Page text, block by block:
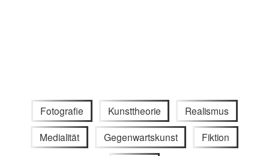
Fotografie Kunsttheorie Realismus
Medialität Gegenwartskunst Fiktion